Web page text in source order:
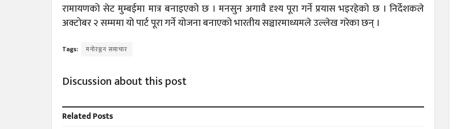
रामायणको सेट मुम्बईमा मात्र बनाइएको छ । मनसुन अगावै दृश्य पूरा गर्ने प्रयास भइरहेको छ । निर्देशकले
अक्टोबर २ सम्ममा यो पार्ट पूरा गर्ने योजना बनाएको भारतीय सञ्चारमाध्यमले उल्लेख गरेका छन् ।
Tags: मनोरञ्जन समाचार
Discussion about this post
RelatedPosts